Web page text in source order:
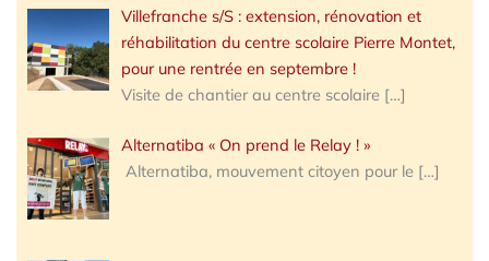
Villefranche s/S : extension, rénovation et
réhabilitation du centre scolaire Pierre Montet,
pour une rentrée en septembre !
Visite de chantier au centre scolaire […]
Alternatiba « On prend le Relay ! »
Alternatiba, mouvement citoyen pour le […]